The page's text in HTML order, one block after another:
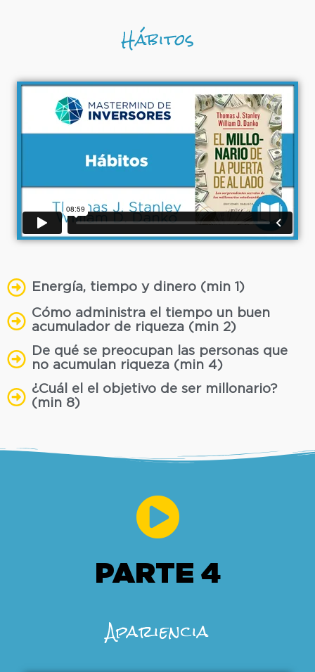
Hábitos
Energía, tiempo y dinero (min 1)
Cómo administra el tiempo un buen
acumulador de riqueza (min 2)
De qué se preocupan las personas que
no acumulan riqueza (min 4)
¿Cuál el el objetivo de ser millonario?
(min 8)
PARTE 4
Apariencia